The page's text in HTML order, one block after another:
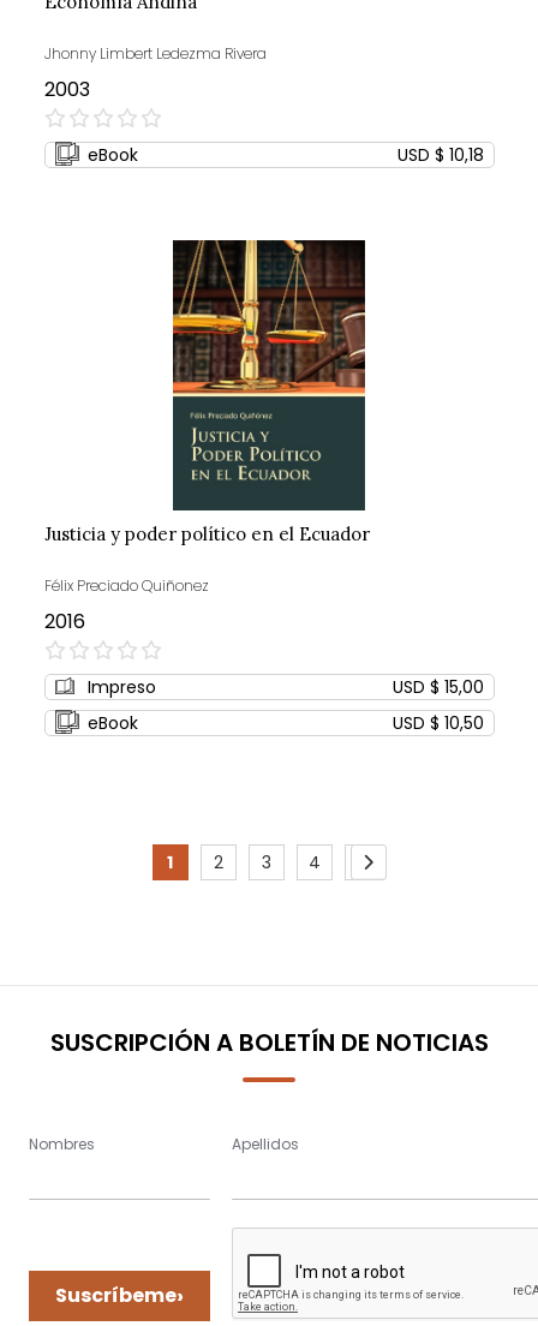
Jhonny Limbert Ledezma Rivera
2003
0%
eBook USD $ 10,18
Justicia y poder político en el Ecuador
Félix Preciado Quiñonez
2016
0%
Impreso
USD $ 15,00
eBook
USD $ 10,50
Page
You're
page
1
Page
2
Page
3
Page
4
Page
5
Page
Siguiente
SUSCRIPCIÓN A BOLETÍN DE NOTICIAS
Nombres Apellidos
Suscríbeme›